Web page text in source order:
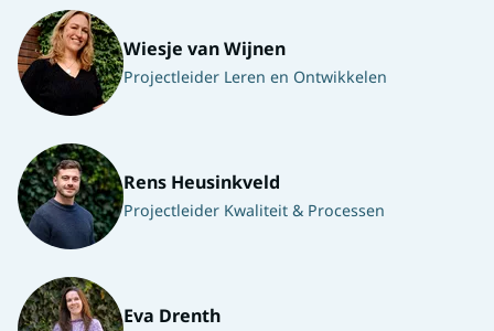
Wiesje van Wijnen
Projectleider Leren en Ontwikkelen
Rens Heusinkveld
Projectleider Kwaliteit & Processen
Eva Drenth